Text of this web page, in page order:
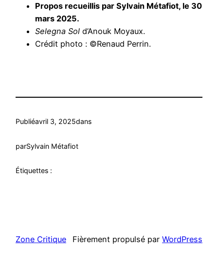
Propos recueillis par Sylvain Métafiot, le 30
mars 2025.
Selegna Sol d’Anouk Moyaux.
Crédit photo : ©Renaud Perrin.
Publiéavril 3, 2025dans
parSylvain Métafiot
Étiquettes :
Zone Critique Fièrement propulsé par WordPress